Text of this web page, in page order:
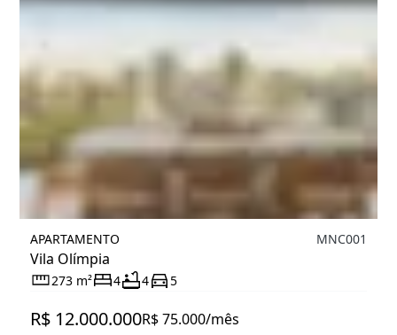
APARTAMENTO
Vila Olímpia
MNC001
273 m² 4 4 5
R$ 12.000.000R$ 75.000/mês